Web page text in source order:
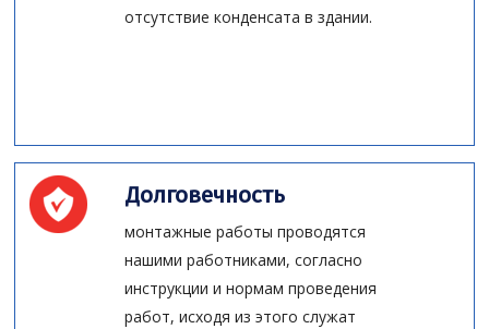
отсутствие конденсата в здании.
Долговечность
монтажные работы проводятся
нашими работниками, согласно
инструкции и нормам проведения
работ, исходя из этого служат